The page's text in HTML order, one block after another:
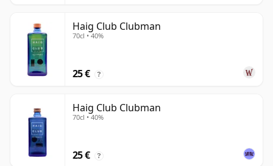
Haig Club Clubman
70cl • 40%
25 € ?
Haig Club Clubman
70cl • 40%
25 € ?